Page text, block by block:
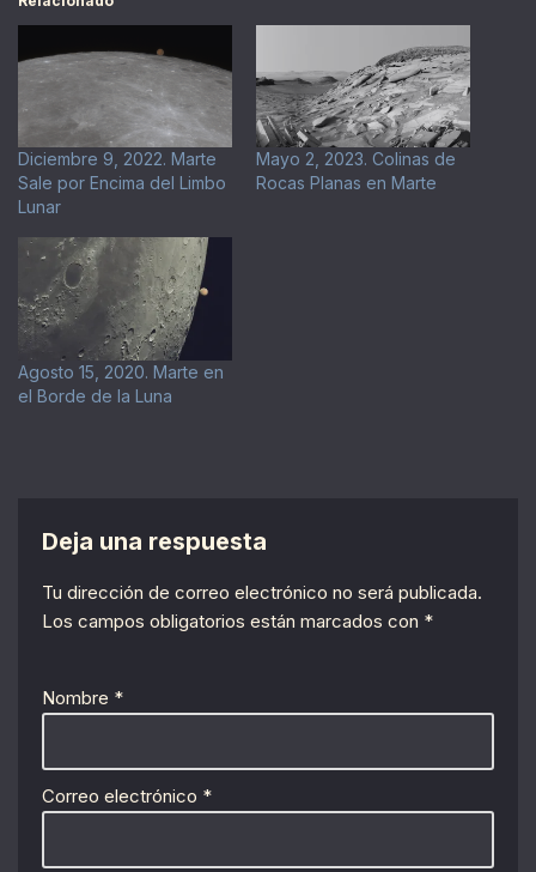
Diciembre 9, 2022. Marte
Sale por Encima del Limbo
Lunar
Mayo 2, 2023. Colinas de
Rocas Planas en Marte
Agosto 15, 2020. Marte en
el Borde de la Luna
Deja una respuesta
Tu dirección de correo electrónico no será publicada.
Los campos obligatorios están marcados con *
Nombre *
Correo electrónico *